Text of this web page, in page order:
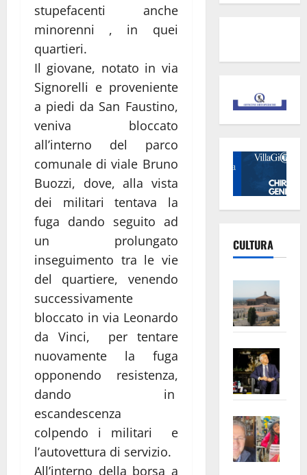
stupefacenti anche
minorenni , in quei
quartieri.
Il giovane, notato in via
Signorelli e proveniente
a piedi da San Faustino,
veniva bloccato
all’interno del parco
comunale di viale Bruno
Buozzi, dove, alla vista
dei militari tentava la
fuga dando seguito ad
un prolungato
inseguimento tra le vie
del quartiere, venendo
successivamente
bloccato in via Leonardo
da Vinci, per tentare
nuovamente la fuga
opponendo resistenza,
dando in
escandescenza
colpendo i militari e
l’autovettura di servizio.
All’interno della borsa a
CULTURA
apre